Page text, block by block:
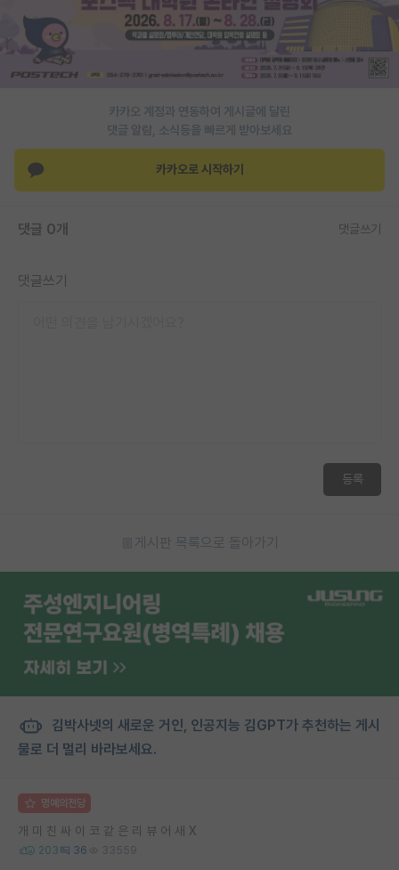
취업 게시판
임용 후기 게시판
인문사회 계열 게시판
특수/전문대학원 게시판
학술 정보 게시판
카카오 계정과 연동하여 게시글에 달린
댓글 알람, 소식등을 빠르게 받아보세요
카카오로 시작하기
댓글 0개 댓글쓰기
댓글쓰기
등록
게시판 목록으로 돌아가기
김박사넷의 새로운 거인, 인공지능 김GPT가 추천하는 게시
물로 더 멀리 바라보세요.
명예의전당
개 미 친 싸 이 코 같 은 리 뷰 어 새 X
203 36 33559